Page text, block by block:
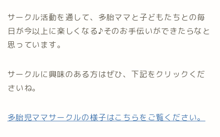
サークル活動を通して、多胎ママと子どもたちとの毎
日が今以上に楽しくなる♪そのお手伝いができたらなと
思っています。
サークルに興味のある方はぜひ、下記をクリックくだ
さいね。
多胎児ママサークルの様子はこちらをご覧ください。